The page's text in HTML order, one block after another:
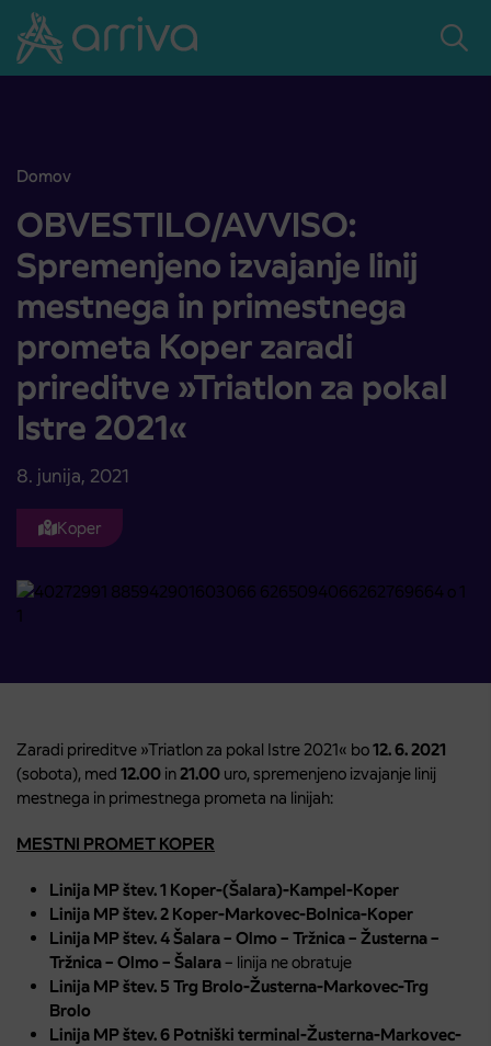
Skoči na vsebino
Domov
OBVESTILO/AVVISO: Spremenjeno izvajanje linij mestnega in
OBVESTILO/AVVISO:
Spremenjeno izvajanje linij
mestnega in primestnega
prometa Koper zaradi
prireditve »Triatlon za pokal
Istre 2021«
8. junija, 2021
Koper
Zaradi prireditve »Triatlon za pokal Istre 2021« bo12. 6. 2021
(sobota), med 12.00 in21.00 uro, spremenjeno izvajanje linij
mestnega in primestnega prometa na linijah:
MESTNI PROMET KOPER
Linija MP štev. 1 Koper-(Šalara)-Kampel-Koper
Linija MP štev. 2 Koper-Markovec-Bolnica-Koper
Linija MP štev. 4 Šalara – Olmo – Tržnica – Žusterna –
Tržnica – Olmo – Šalara– linija ne obratuje
Linija MP štev. 5 Trg Brolo-Žusterna-Markovec-Trg
Brolo
Linija MP štev. 6 Potniški terminal-Žusterna-Markovec-